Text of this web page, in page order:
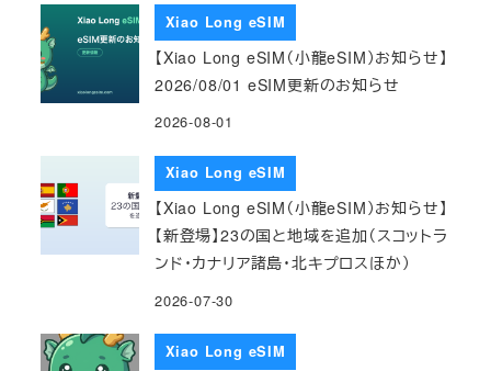
Xiao Long eSIM
【Xiao Long eSIM（小龍eSIM）お知らせ】
2026/08/01 eSIM更新のお知らせ
2026-08-01
Xiao Long eSIM
【Xiao Long eSIM（小龍eSIM）お知らせ】
【新登場】23の国と地域を追加（スコットラ
ンド・カナリア諸島・北キプロスほか）
2026-07-30
Xiao Long eSIM